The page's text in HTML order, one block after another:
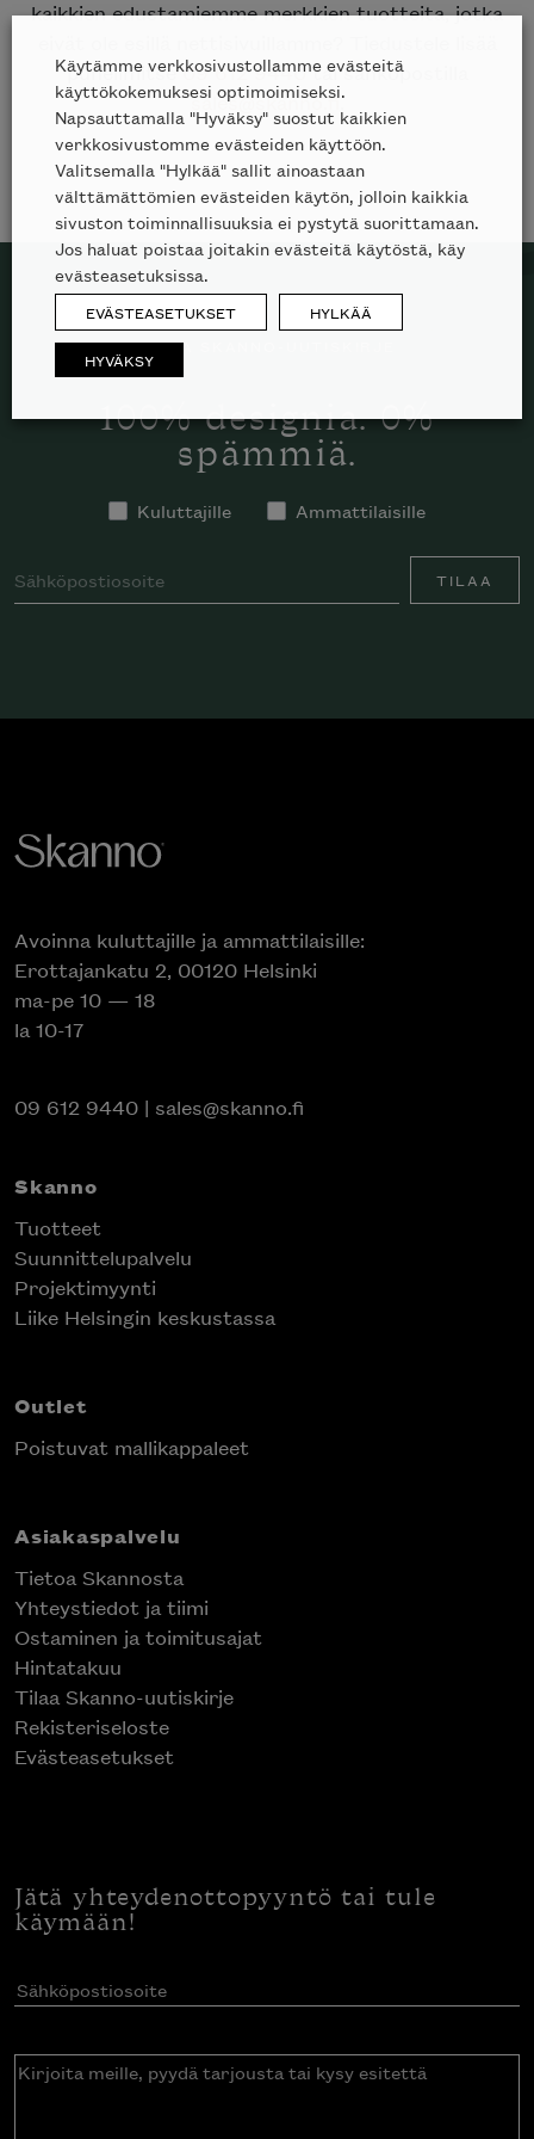
kaikkien edustamiemme merkkien tuotteita, jotka
puhelimitse09 612 9440tai sähköpostilla
sales@skanno.fi.
TILAA SKANNO-UUTISKIRJE
100% designia. 0%
spämmiä.
Kuluttajille Ammattilaisille
TILAA
Avoinna kuluttajille ja ammattilaisille:
Erottajankatu 2, 00120 Helsinki
ma-pe 10 — 18
la 10-17
09 612 9440 | sales@skanno.fi
Skanno
Tuotteet
Suunnittelupalvelu
Projektimyynti
Liike Helsingin keskustassa
Outlet
Poistuvat mallikappaleet
Asiakaspalvelu
Tietoa Skannosta
Yhteystiedot ja tiimi
Ostaminen ja toimitusajat
Hintatakuu
Tilaa Skanno-uutiskirje
Rekisteriseloste
Evästeasetukset
Jätä yhteydenottopyyntö tai tule
käymään!
Sähköpostiosoite(Pakollinen)
Kirjoita
Käytämme verkkosivustollamme evästeitä
käyttökokemuksesi optimoimiseksi.
Napsauttamalla "Hyväksy" suostut kaikkien
verkkosivustomme evästeiden käyttöön.
Valitsemalla "Hylkää" sallit ainoastaan
välttämättömien evästeiden käytön, jolloin kaikkia
sivuston toiminnallisuuksia ei pystytä suorittamaan.
Jos haluat poistaa joitakin evästeitä käytöstä, käy
evästeasetuksissa.
EVÄSTEASETUKSET HYLKÄÄ
HYVÄKSY